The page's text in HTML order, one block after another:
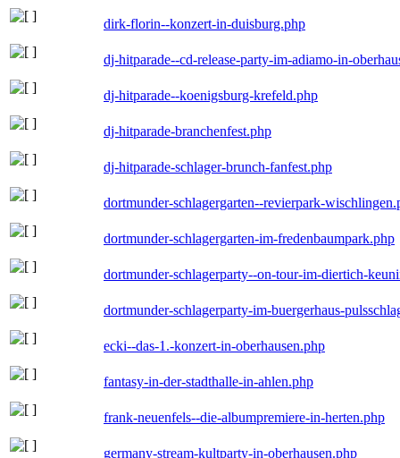
dirk-florin--konzert-in-duisburg.php
dj-hitparade--cd-release-party-im-adiamo-in-
dj-hitparade--koenigsburg-krefeld.php
dj-hitparade-branchenfest.php
dj-hitparade-schlager-brunch-fanfest.php
dortmunder-schlagergarten--revierpark-
dortmunder-schlagergarten-im-fredenbaumpark.php
dortmunder-schlagerparty--on-tour-im-diertich-
dortmunder-schlagerparty-im-buergerhaus-
ecki--das-1.-konzert-in-oberhausen.php
fantasy-in-der-stadthalle-in-ahlen.php
frank-neuenfels--die-albumpremiere-in-herten.php
germany-stream-kultparty-in-oberhausen.php